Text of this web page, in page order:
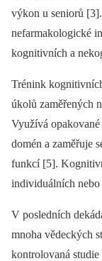
výkon u seniorů
nefarmakologické
kognitivních a
Trénink
úkolů zaměřených
Využívá
domén a zaměřuje
funkcí [5].
individuálních
V posledních
mnoha vědeckých
kontrolovaná